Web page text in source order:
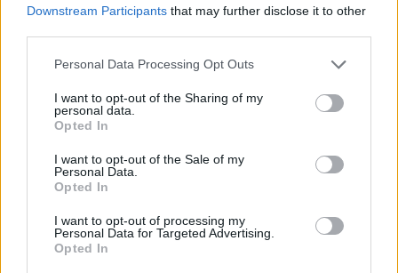
Downstream Participants that may further disclose it to other
Please note that this website/app uses one or more Google
not limited to your visit or usage behaviour. You may click to
grant or deny consent to Google and its third-party tags to
use your data for below specified purposes in below Google
consent section.
Personal Data Processing Opt Outs
I want to opt-out of the Sharing of my
personal data.
Opted In
I want to opt-out of the Sale of my
Personal Data.
Opted In
I want to opt-out of processing my
Personal Data for Targeted Advertising.
Opted In
LEGFRISSEBB
Országos hírek Duna hőség
Megérkezett az eső a Duna
vízgyűjtőjére
KECSKEMÉTEN IS SZAKIRÁNYÚ
TOVÁBBKÉPZÉSEKKEL ERŐSÍT A GÁL FERENC
EGYETEM